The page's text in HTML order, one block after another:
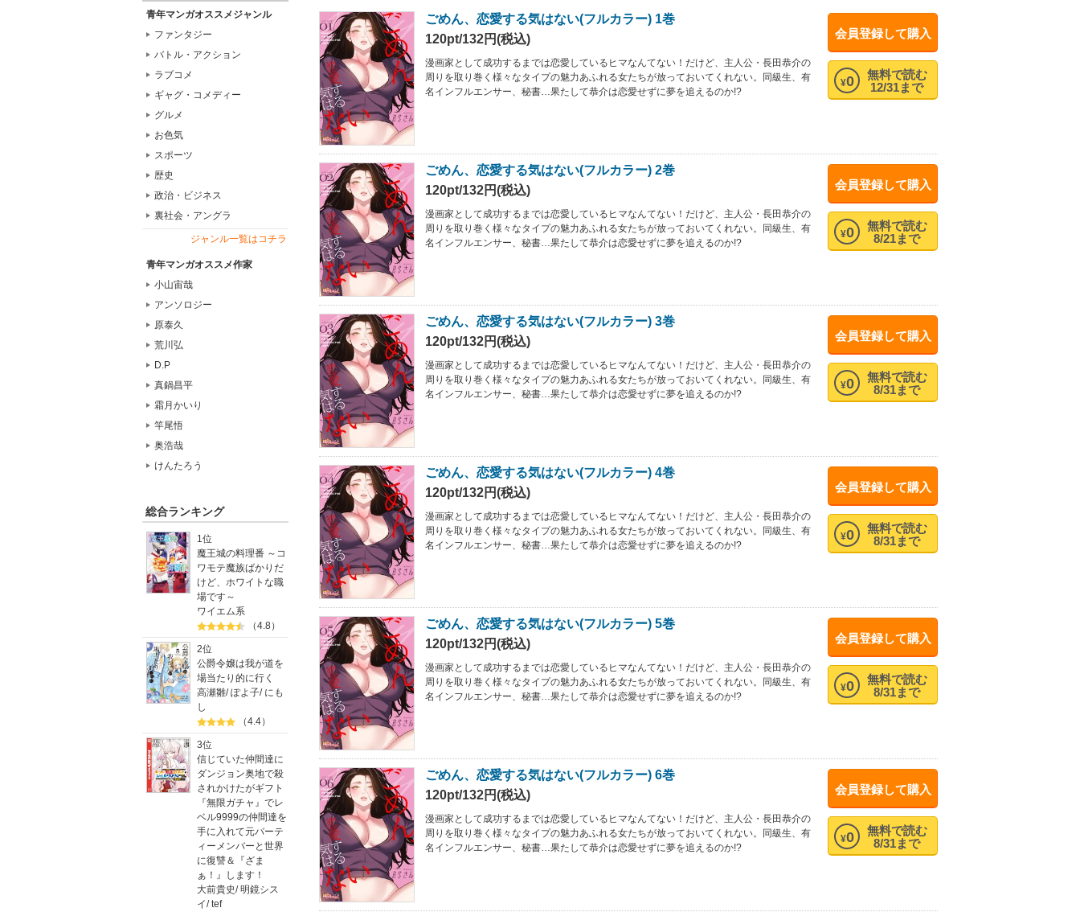
青年マンガオススメジャンル
ファンタジー
バトル・アクション
ラブコメ
ギャグ・コメディー
グルメ
お色気
スポーツ
歴史
政治・ビジネス
裏社会・アングラ
ジャンル一覧はコチラ
青年マンガオススメ作家
小山宙哉
アンソロジー
原泰久
荒川弘
D.P
真鍋昌平
霜月かいり
竿尾悟
奥浩哉
けんたろう
総合ランキング
1位
魔王城の料理番 ～コ
ワモテ魔族ばかりだ
けど、ホワイトな職
場です～
ワイエム系
（4.8）
2位
公爵令嬢は我が道を
場当たり的に行く
高瀬雛/ぽよ子/ にも
し
（4.4）
3位
信じていた仲間達に
ダンジョン奥地で殺
されかけたがギフト
『無限ガチャ』でレ
ベル9999の仲間達を
手に入れて元パーテ
ィーメンバーと世界
に復讐＆『ざま
ぁ！』します！
大前貴史/明鏡シス
イ/tef
会員登録して購入
無料で読む
12/31まで
¥0
ごめん、恋愛する気はない(フルカラー) 1巻
120pt/132円(税込)
漫画家として成功するまでは恋愛しているヒマなんてない！だけど、主人公・長田恭介の
周りを取り巻く様々なタイプの魅力あふれる女たちが放っておいてくれない。同級生、有
名インフルエンサー、秘書…果たして恭介は恋愛せずに夢を追えるのか!?
会員登録して購入
無料で読む
8/21まで
¥0
ごめん、恋愛する気はない(フルカラー) 2巻
120pt/132円(税込)
漫画家として成功するまでは恋愛しているヒマなんてない！だけど、主人公・長田恭介の
周りを取り巻く様々なタイプの魅力あふれる女たちが放っておいてくれない。同級生、有
名インフルエンサー、秘書…果たして恭介は恋愛せずに夢を追えるのか!?
会員登録して購入
無料で読む
8/31まで
¥0
ごめん、恋愛する気はない(フルカラー) 3巻
120pt/132円(税込)
漫画家として成功するまでは恋愛しているヒマなんてない！だけど、主人公・長田恭介の
周りを取り巻く様々なタイプの魅力あふれる女たちが放っておいてくれない。同級生、有
名インフルエンサー、秘書…果たして恭介は恋愛せずに夢を追えるのか!?
会員登録して購入
無料で読む
8/31まで
¥0
ごめん、恋愛する気はない(フルカラー) 4巻
120pt/132円(税込)
漫画家として成功するまでは恋愛しているヒマなんてない！だけど、主人公・長田恭介の
周りを取り巻く様々なタイプの魅力あふれる女たちが放っておいてくれない。同級生、有
名インフルエンサー、秘書…果たして恭介は恋愛せずに夢を追えるのか!?
会員登録して購入
無料で読む
8/31まで
¥0
ごめん、恋愛する気はない(フルカラー) 5巻
120pt/132円(税込)
漫画家として成功するまでは恋愛しているヒマなんてない！だけど、主人公・長田恭介の
周りを取り巻く様々なタイプの魅力あふれる女たちが放っておいてくれない。同級生、有
名インフルエンサー、秘書…果たして恭介は恋愛せずに夢を追えるのか!?
会員登録して購入
無料で読む
8/31まで
¥0
ごめん、恋愛する気はない(フルカラー) 6巻
120pt/132円(税込)
漫画家として成功するまでは恋愛しているヒマなんてない！だけど、主人公・長田恭介の
周りを取り巻く様々なタイプの魅力あふれる女たちが放っておいてくれない。同級生、有
名インフルエンサー、秘書…果たして恭介は恋愛せずに夢を追えるのか!?